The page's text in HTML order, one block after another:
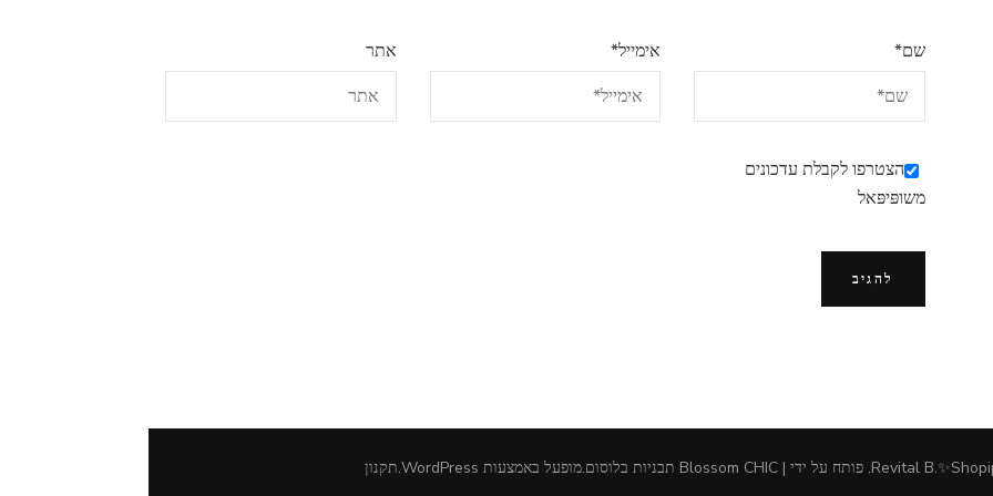
שם* אימייל* אתר
הצטרפו לקבלת עדכונים
משופּיפּאל
Revital
.פותח על ידי | Blossom CHIC תבניות בלוסום.מופעל באמצעות WordPress
.תקנון